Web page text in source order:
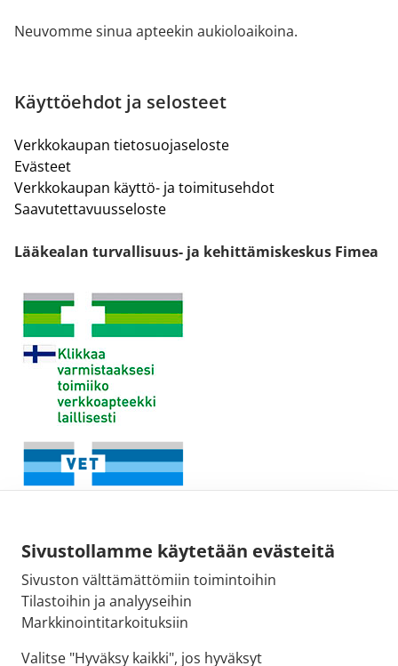
Sivustollamme käytetään evästeitä
Sivuston välttämättömiin toimintoihin
Tilastoihin ja analyyseihin
Markkinointitarkoituksiin
Valitse "Hyväksy kaikki", jos hyväksyt
Neuvomme sinua apteekin aukioloaikoina.
Käyttöehdot ja selosteet
Verkkokaupan tietosuojaseloste
Evästeet
Verkkokaupan käyttö- ja toimitusehdot
Saavutettavuusseloste
Lääkealan turvallisuus- ja kehittämiskeskus Fimea
Fimean sähköpostiosoite: